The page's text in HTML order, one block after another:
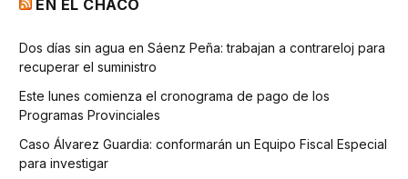
EN EL CHACO
Dos días sin agua en Sáenz Peña: trabajan a contrareloj para
recuperar el suministro
Este lunes comienza el cronograma de pago de los
Programas Provinciales
Caso Álvarez Guardia: conformarán un Equipo Fiscal Especial
para investigar